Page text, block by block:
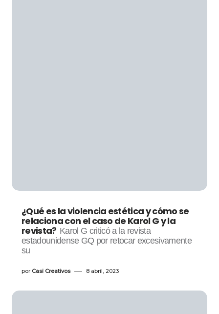
¿Qué es la violencia estética y cómo se
relaciona con el caso de Karol G y la
revista? Karol G criticó a la revista
estadounidense GQ por retocar excesivamente
su
por Casi Creativos 8 abril, 2023